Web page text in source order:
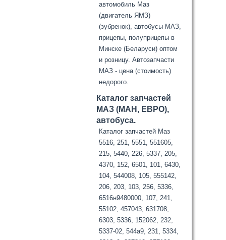
автомобиль Маз
(двигатель ЯМЗ)
(зубренок), автобусы МАЗ,
прицепы, полуприцепы в
Минске (Беларуси) оптом
и розницу. Автозапчасти
МАЗ - цена (стоимость)
недорого.
Каталог запчастей
МАЗ (МАН, ЕВРО),
автобуса.
Каталог запчастей Маз
5516, 251, 5551, 551605,
215, 5440, 226, 5337, 205,
4370, 152, 6501, 101, 6430,
104, 544008, 105, 555142,
206, 203, 103, 256, 5336,
6516н9480000, 107, 241,
55102, 457043, 631708,
6303, 5336, 152062, 232,
5337-02, 544а9, 231, 5334,